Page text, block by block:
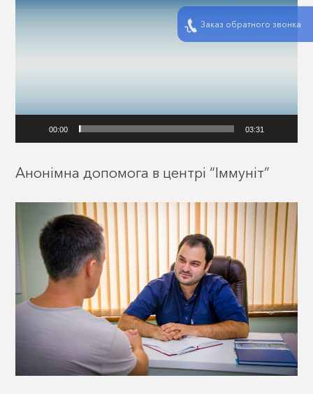
Заказ обратного звонка
00:00 03:31
Анонімна допомога в центрі “Іммуніт”